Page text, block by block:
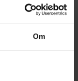
Om
derefter 'Glem'